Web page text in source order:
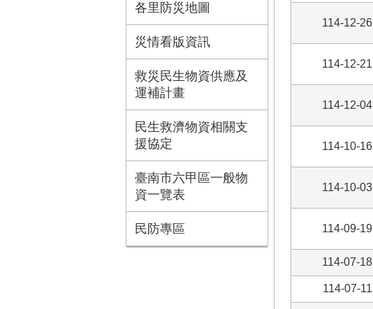
各里防災地圖
災情看版資訊
救災民生物資供應及
運補計畫
民生救濟物資相關支
援協定
臺南市六甲區一般物
資一覽表
民防專區
114-12-26
114-12-21
114-12-04
114-10-16
114-10-03
114-09-19
114-07-18
114-07-11